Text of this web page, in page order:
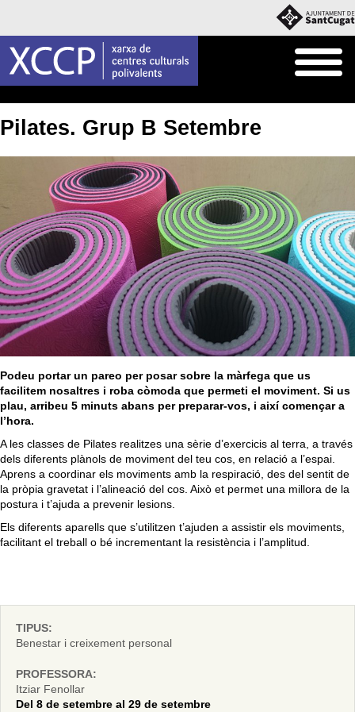
Pilates. Grup B Setembre
Podeu portar un pareo per posar sobre la màrfega que us
facilitem nosaltres i roba còmoda que permeti el moviment. Si us
plau, arribeu 5 minuts abans per preparar-vos, i així començar a
l’hora.
A les classes de Pilates realitzes una sèrie d’exercicis al terra, a través
dels diferents plànols de moviment del teu cos, en relació a l’espai.
Aprens a coordinar els moviments amb la respiració, des del sentit de
la pròpia gravetat i l’alineació del cos. Això et permet una millora de la
postura i t’ajuda a prevenir lesions.
Els diferents aparells que s’utilitzen t’ajuden a assistir els moviments,
facilitant el treball o bé incrementant la resistència i l’amplitud.
TIPUS:
Benestar i creixement personal
PROFESSORA:
Itziar Fenollar
Del 8 de setembre al 29 de setembre